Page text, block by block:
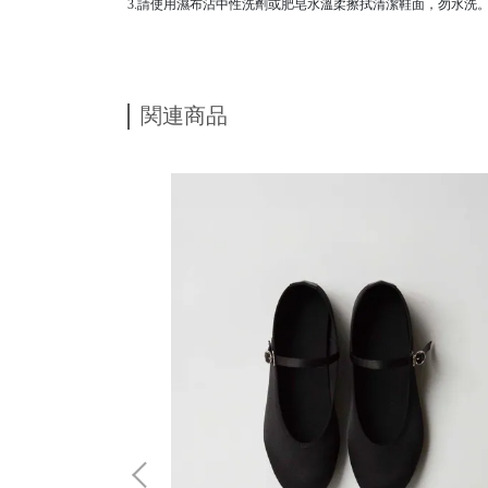
3.請使用濕布沾中性洗劑或肥皂水溫柔擦拭清潔鞋面，勿水洗
関連商品